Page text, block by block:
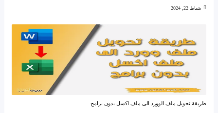
شباط 22, 2024
طريقة تحويل ملف الوورد الى ملف اكسل بدون برامج